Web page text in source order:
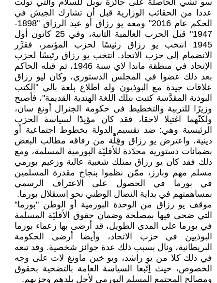
سو تشي الحاصلة على جائزة نوبل للسلام والتي تولت
عددا من الحقائب الوزارية قبل أن تشارك الجيش في
الحكم عام 2016" ومعه يو رزاق أو عبد الرزاق "1898-
1947" قبل الحرب العالمية الثانية، وفي 25 كانون أول
1945 انتخب يو رزاق رئيسًا لحزب المؤتمر، فقرَّر
الانضمام إلى حزب الاتحاد. انتخب يو رزاق رئيسًا لحزب
الاِتحاد في منطقة ماندا لاي سنة 1946، ثم قبله الحاكم
بعد ذلك عضوا في المجلس الدستوري، وكان ليو رزاق
علاقات جيدة مع البوذيون وله اطلاع بلغة بالي "الكتب
البوذية المقدَّسة كتبت بتلك اللغة الهندية القديمة"، فأصبح
وزيرًا للتربية والتخطيط في حكومة الجنرال أونغ سان،
ولكنّهما اغتيلا لاحقا، فقد كان مؤيدًا لسياسة الحزب
الرئيسية وهي: ضد تقسيم الدولة بخطوط اجتماعية أو
دينية، واعترض يو رزاق وقِلَّة من رفاقه مطالب البعض
بضمانات دستورية محدّدة للأقليّة البورمية المسلمة، ومع
ذلك فقد كان يو رزاق يمتلك شعبية عالية وزعيم بورمي
مسلم مهم وبارز، ممّن نظموا بنجاح مقدرة المسلمين
في بورما في الحصول على الاعتراف الرسمي
بمساهمتهم في بداية النضال الوطني نحو اِستقلال بورما.
موقف يو رزاق من الوحدة البورمية أو الوطن "بورما"
التي ضحى فيها بمصلحة وضمان حقوق الأقليّة المسلمة
في بورما على المدى الطويل، قد أرضى بها زعماء بورما
البوذيين في حزب الاتحاد، وأيضا أرضى الحكومة
البريطانية، ونال بسبب ذلك عدة جوائز شخصية. وقد تبعه
في ذلك كلا من يو راشد، ويو خين ماونغ لات على وجه
الخصوص، حيث اِتَّبعا السياسة العامة بالتضحية بحقوق
ومصالح المجتمع المسلم البورمي لأجل بلدهم وحزبهم.